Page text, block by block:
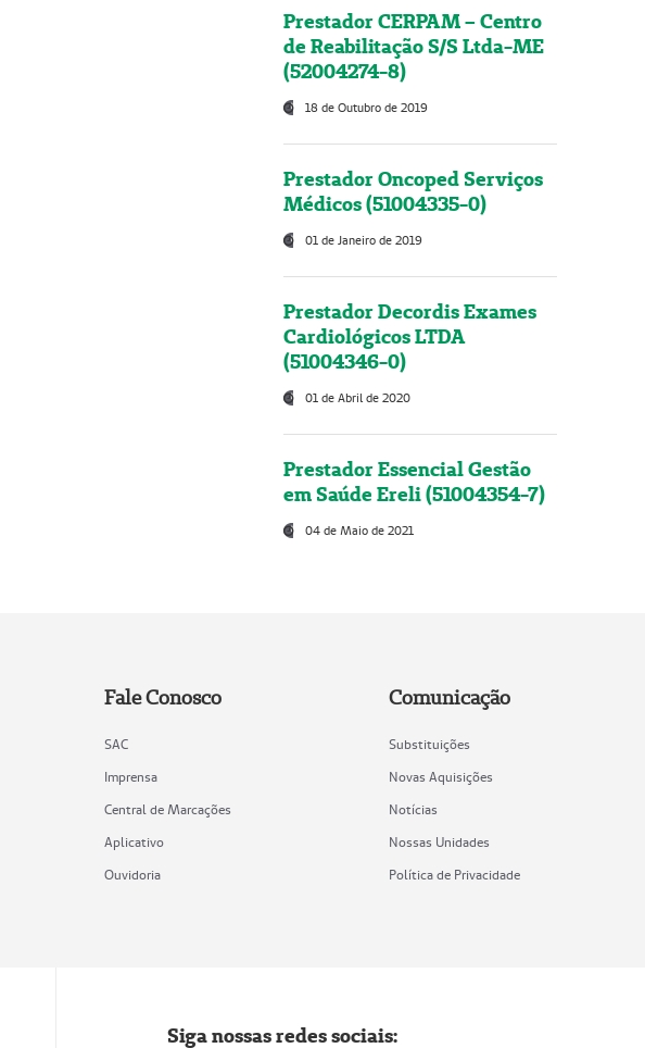
Prestador CERPAM – Centro
de Reabilitação S/S Ltda-ME
(52004274-8)
18 de Outubro de 2019
Prestador Oncoped Serviços
Médicos (51004335-0)
01 de Janeiro de 2019
Prestador Decordis Exames
Cardiológicos LTDA
(51004346-0)
01 de Abril de 2020
Prestador Essencial Gestão
em Saúde Ereli (51004354-7)
04 de Maio de 2021
Fale Conosco
SAC
Imprensa
Central de Marcações
Aplicativo
Ouvidoria
Comunicação
Substituições
Novas Aquisições
Notícias
Nossas Unidades
Política de Privacidade
Siga nossas redes sociais: